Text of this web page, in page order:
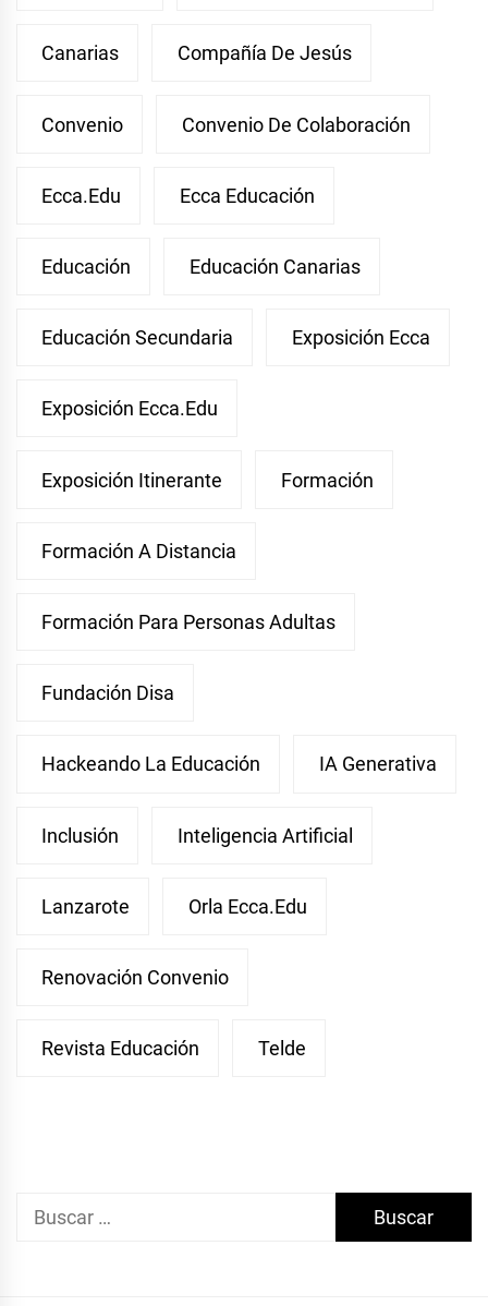
Canarias Compañía De Jesús
Convenio Convenio De Colaboración
Ecca.edu Ecca Educación
Educación Educación Canarias
Educación Secundaria Exposición Ecca
Exposición Ecca.edu
Exposición Itinerante Formación
Formación A Distancia
Formación Para Personas Adultas
Fundación Disa
Hackeando La Educación IA Generativa
Inclusión Inteligencia Artificial
Lanzarote Orla Ecca.edu
Renovación Convenio
Revista Educación Telde
Buscar: